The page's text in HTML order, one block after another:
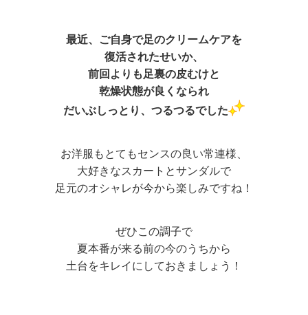
最近、ご自身で足のクリームケアを
復活されたせいか、
前回よりも足裏の皮むけと
乾燥状態が良くなられ
だいぶしっとり、つるつるでした
お洋服もとてもセンスの良い常連様、
大好きなスカートとサンダルで
足元のオシャレが今から楽しみですね！
ぜひこの調子で
夏本番が来る前の今のうちから
土台をキレイにしておきましょう！